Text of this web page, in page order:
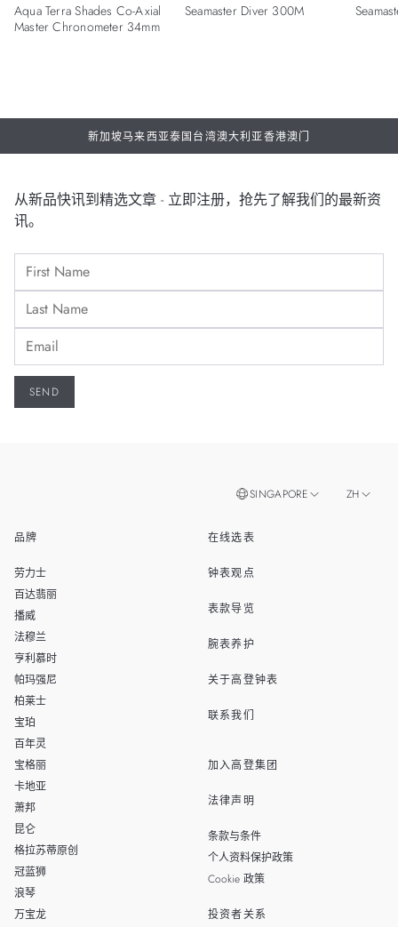
Aqua Terra Shades Co-Axial
Master Chronometer 34mm
Seamaster Diver 300M
新加坡马来西亚泰国台湾澳大利亚香港澳门
从新品快讯到精选文章 - 立即注册，抢先了解我们的最新资
讯。
品牌
劳力士
百达翡丽
播威
法穆兰
亨利慕时
帕玛强尼
柏莱士
宝珀
百年灵
宝格丽
卡地亚
萧邦
昆仑
格拉苏蒂原创
冠蓝狮
浪琴
万宝龙
在线选表
钟表观点
表款导览
腕表养护
关于高登钟表
联系我们
加入高登集团
法律声明
条款与条件
个人资料保护政策
Cookie 政策
投资者关系
SINGAPORE ZH